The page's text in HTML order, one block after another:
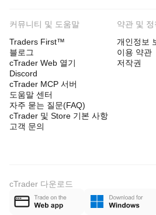
커뮤니티 및 도움말
Traders First™
블로그
cTrader Web 열기
Discord
cTrader MCP 서버
도움말 센터
자주 묻는 질문(FAQ)
cTrader 및 Store 기본 사항
고객 문의
약관 및 정
개인정보
이용 약관
저작권
cTrader 다운로드